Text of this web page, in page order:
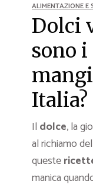
ALIMENTAZIONE E
Dolci
sono
Italia?
Il dolce, la
al richiamo
queste
manica